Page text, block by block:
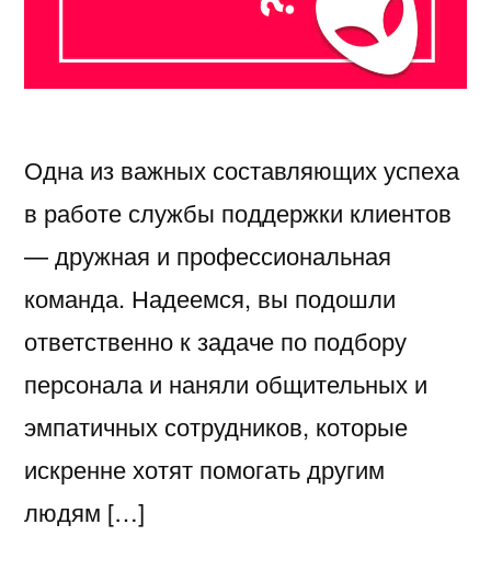
Одна из важных составляющих успеха
в работе службы поддержки клиентов
— дружная и профессиональная
команда. Надеемся, вы подошли
ответственно к задаче по подбору
персонала и наняли общительных и
эмпатичных сотрудников, которые
искренне хотят помогать другим
людям […]